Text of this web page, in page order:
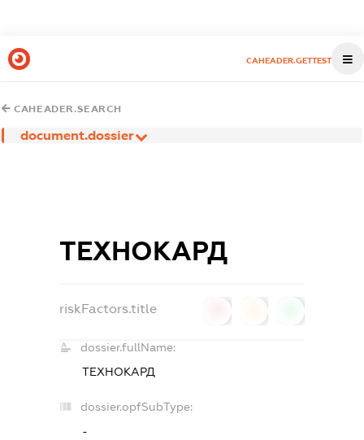
CAHEADER.GETTEST
CAHEADER.SEARCH
document.dossier
ТЕХНОКАРД
riskFactors.title
dossier.fullName:
ТЕХНОКАРД
dossier.opfSubType:
-